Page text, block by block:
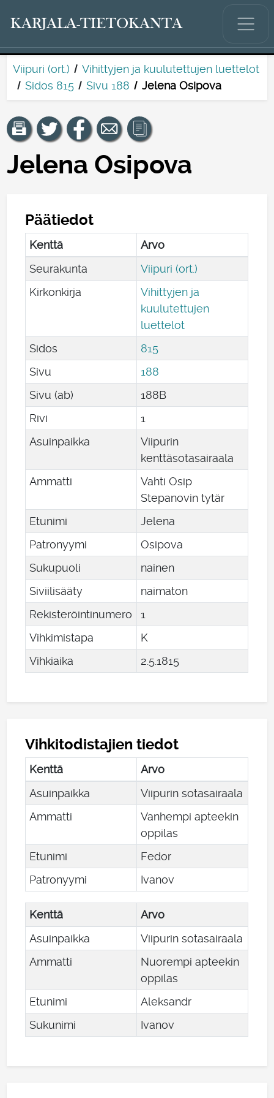
KARJALA-TIETOKANTA
Viipuri (ort.)
Vihittyjen ja kuulutettujen luettelot
Sidos 815
Sivu 188 Jelena Osipova
Jelena Osipova
Päätiedot
Kenttä
Arvo
Seurakunta
Viipuri (ort.)
Kirkonkirja
Vihittyjen ja
kuulutettujen
luettelot
Sidos
815
Sivu
188
Sivu (ab)
188B
Rivi
1
Asuinpaikka
Viipurin
kenttäsotasairaala
Ammatti
Vahti Osip
Stepanovin tytär
Etunimi
Jelena
Patronyymi
Osipova
Sukupuoli
nainen
Siviilisääty
naimaton
Rekisteröintinumero
1
Vihkimistapa
K
Vihkiaika
2 5.1815
Vihkitodistajien tiedot
Kenttä
Arvo
Asuinpaikka
Viipurin sotasairaala
Ammatti
Vanhempi apteekin
oppilas
Etunimi
Fedor
Patronyymi
Ivanov
Kenttä
Arvo
Asuinpaikka
Viipurin sotasairaala
Ammatti
Nuorempi apteekin
oppilas
Etunimi
Aleksandr
Sukunimi
Ivanov